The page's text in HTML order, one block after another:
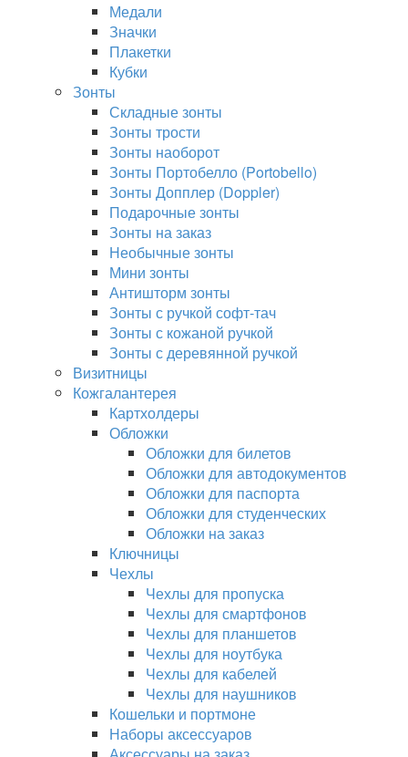
Медали
Значки
Плакетки
Кубки
Зонты
Складные зонты
Зонты трости
Зонты наоборот
Зонты Портобелло (Portobello)
Зонты Допплер (Doppler)
Подарочные зонты
Зонты на заказ
Необычные зонты
Мини зонты
Антишторм зонты
Зонты с ручкой софт-тач
Зонты с кожаной ручкой
Зонты с деревянной ручкой
Визитницы
Кожгалантерея
Картхолдеры
Обложки
Обложки для билетов
Обложки для автодокументов
Обложки для паспорта
Обложки для студенческих
Обложки на заказ
Ключницы
Чехлы
Чехлы для пропуска
Чехлы для смартфонов
Чехлы для планшетов
Чехлы для ноутбука
Чехлы для кабелей
Чехлы для наушников
Кошельки и портмоне
Наборы аксессуаров